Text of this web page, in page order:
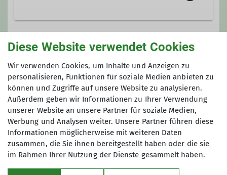
Wir wandern regelmäßig zwischen 10
und 15 Kilometer - die Teilnahme ist
Preis
kostenlos 2 x reinschnuppern, danach
Mitgliedschaftin unserem Verein
Service
Diese Website verwendet Cookies
Wir verwenden Cookies, um Inhalte und Anzeigen zu
personalisieren, Funktionen für soziale Medien anbieten zu
können und Zugriffe auf unsere Website zu analysieren.
Außerdem geben wir Informationen zu Ihrer Verwendung
unserer Website an unsere Partner für soziale Medien,
Werbung und Analysen weiter. Unsere Partner führen diese
Informationen möglicherweise mit weiteren Daten
zusammen, die Sie ihnen bereitgestellt haben oder die sie
im Rahmen Ihrer Nutzung der Dienste gesammelt haben.